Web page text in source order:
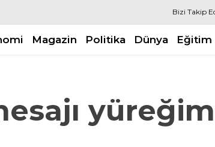
Bizi Takip
Magazin Politika Dünya Eğitim